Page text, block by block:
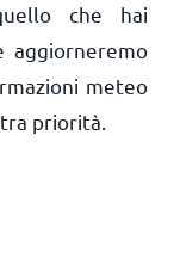
che hai
aggiorneremo
meteo
priorità.